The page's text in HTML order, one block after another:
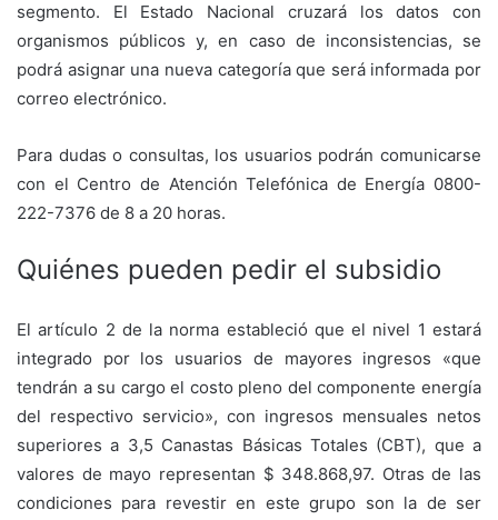
segmento. El Estado Nacional cruzará los datos con
organismos públicos y, en caso de inconsistencias, se
podrá asignar una nueva categoría que será informada por
correo electrónico.
Para dudas o consultas, los usuarios podrán comunicarse
con el Centro de Atención Telefónica de Energía 0800-
222-7376 de 8 a 20 horas.
Quiénes pueden pedir el subsidio
El artículo 2 de la norma estableció que el nivel 1 estará
integrado por los usuarios de mayores ingresos «que
tendrán a su cargo el costo pleno del componente energía
del respectivo servicio», con ingresos mensuales netos
superiores a 3,5 Canastas Básicas Totales (CBT), que a
valores de mayo representan $ 348.868,97. Otras de las
condiciones para revestir en este grupo son la de ser